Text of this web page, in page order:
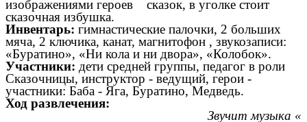
изображениями героев сказок, в уголке стоит
сказочная избушка.
Инвентарь: гимнастические палочки, 2 больших
мяча, 2 ключика, канат, магнитофон , звукозаписи:
«Буратино», «Ни кола и ни двора», «Колобок».
Участники: дети средней группы, педагог в роли
Сказочницы, инструктор - ведущий, герои -
участники: Баба - Яга, Буратино, Медведь.
Ход развлечения:
Звучит музыка «